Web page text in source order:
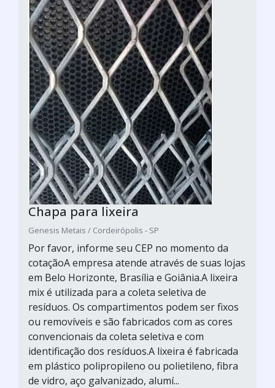
Chapa para lixeira
Genesis Metais / Cordeirópolis - SP
Por favor, informe seu CEP no momento da
cotaçãoA empresa atende através de suas lojas
em Belo Horizonte, Brasília e Goiânia.A lixeira
mix é utilizada para a coleta seletiva de
resíduos. Os compartimentos podem ser fixos
ou removíveis e são fabricados com as cores
convencionais da coleta seletiva e com
identificação dos resíduos.A lixeira é fabricada
em plástico polipropileno ou polietileno, fibra
de vidro, aço galvanizado, alumí...